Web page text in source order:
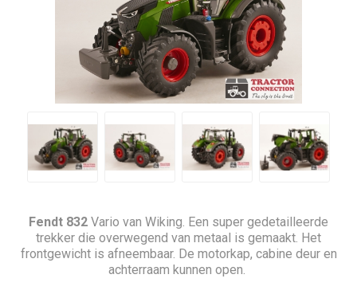
Fendt 832 Vario van Wiking. Een super gedetailleerde
trekker die overwegend van metaal is gemaakt. Het
frontgewicht is afneembaar. De motorkap, cabine deur en
achterraam kunnen open.